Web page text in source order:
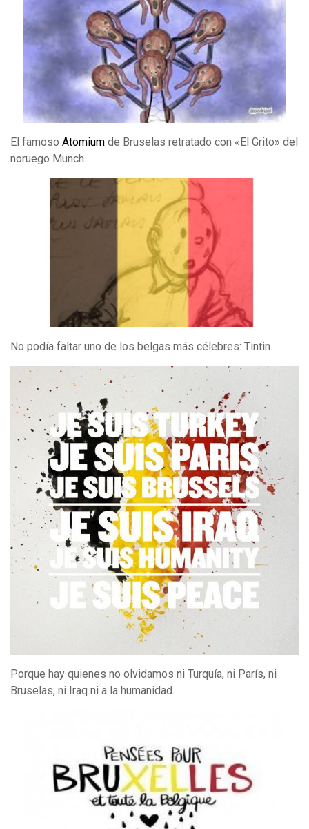
El famoso Atomium de Bruselas retratado con «El Grito» del
noruego Munch.
No podía faltar uno de los belgas más célebres: Tintin.
Porque hay quienes no olvidamos ni Turquía, ni París, ni
Bruselas, ni Iraq ni a la humanidad.